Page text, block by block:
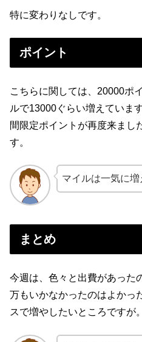
特に変わりなしです。
ポイント
こちらに関しては、20000ポ
ルで13000ぐらい増えていま
間限定ポイントが再度来まし
す。
マイルは一気に増
まとめ
今週は、色々と出費があった
万もいかなかったのはよかっ
スで増やしたいところですが